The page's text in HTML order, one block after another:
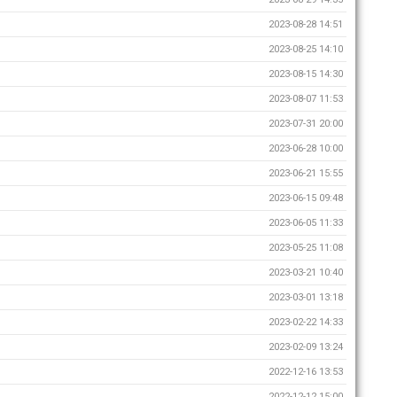
2023-08-28 14:51
2023-08-25 14:10
2023-08-15 14:30
2023-08-07 11:53
2023-07-31 20:00
2023-06-28 10:00
2023-06-21 15:55
2023-06-15 09:48
2023-06-05 11:33
2023-05-25 11:08
2023-03-21 10:40
2023-03-01 13:18
2023-02-22 14:33
2023-02-09 13:24
2022-12-16 13:53